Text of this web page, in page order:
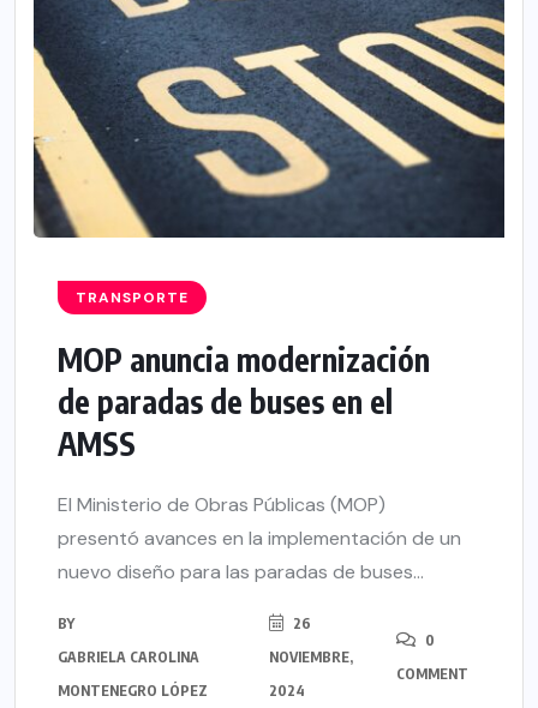
TRANSPORTE
MOP anuncia modernización
de paradas de buses en el
AMSS
El Ministerio de Obras Públicas (MOP)
presentó avances en la implementación de un
nuevo diseño para las paradas de buses...
BY
GABRIELA CAROLINA
MONTENEGRO LÓPEZ
26
NOVIEMBRE,
2024
0
COMMENT